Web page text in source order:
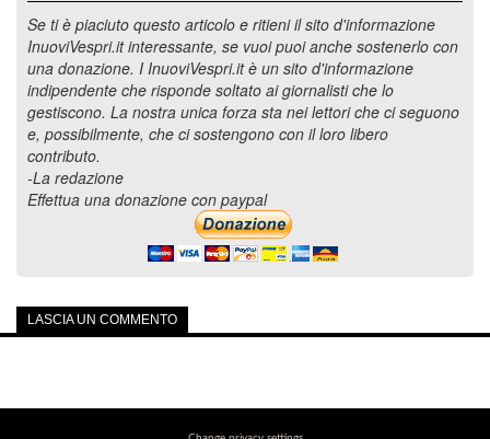
Se ti è piaciuto questo articolo e ritieni il sito d'informazione
InuoviVespri.it interessante, se vuoi puoi anche sostenerlo con
una donazione. I InuoviVespri.it è un sito d'informazione
indipendente che risponde soltato ai giornalisti che lo
gestiscono. La nostra unica forza sta nei lettori che ci seguono
e, possibilmente, che ci sostengono con il loro libero
contributo.
-La redazione
Effettua una donazione con paypal
LASCIA UN COMMENTO